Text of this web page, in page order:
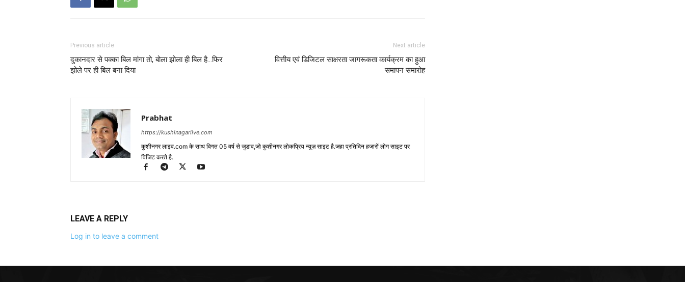
Previous article
दुकानदार से पक्का बिल मांगा तो, बोला झोला ही बिल है…फिर
झोले पर ही बिल बना दिया
Next article
वित्तीय एवं डिजिटल साक्षरता जागरूकता कार्यक्रम का हुआ
समापन समारोह
Prabhat
https://kushinagarlive.com
कुशीनगर लाइव.com के साथ विगत 05 वर्ष से जुडाव,जो कुशीनगर लोकप्रिय न्यूज़ साइट है.जहा प्रतिदिन हजारों लोग साइट पर
विजिट करते है.
LEAVE A REPLY
Log in to leave a comment